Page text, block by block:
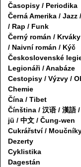
Časopisy / Periodika
Černá Amerika / Jazz
/ Rap / Funk
Černý román /
/ Naivní román / Kýč
Československé
Legionáři / Anabáze
Cestopisy / Výzvy /
Chemie
Čína / Tibet
Čínština / 汉语 / 漢語
jü / 中文 / Čung-wen
Cukrářství /
Dezerty
Cyklistika
Dagestán